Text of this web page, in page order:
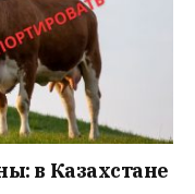
в Казахстане